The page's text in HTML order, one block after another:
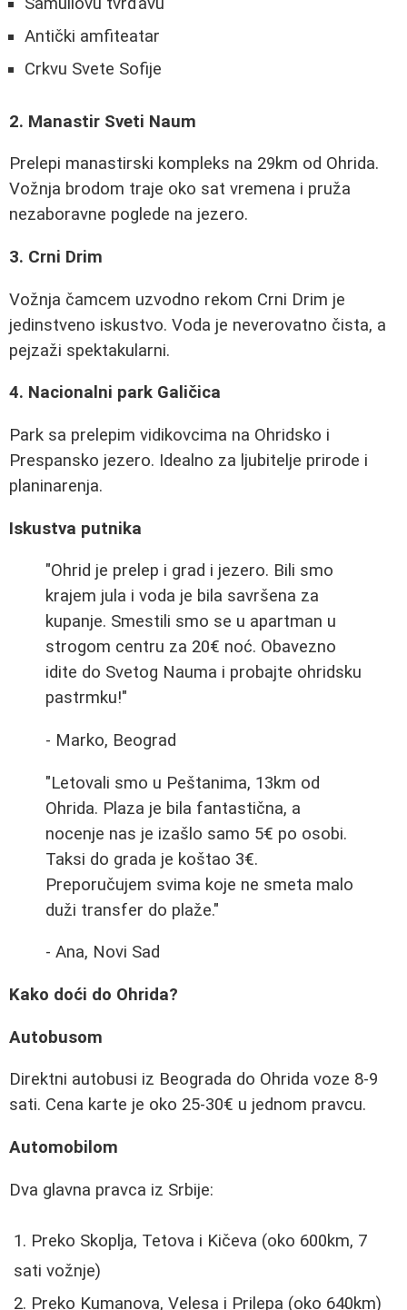
Antički amfiteatar
Crkvu Svete Sofije
2. Manastir Sveti Naum
Prelepi manastirski kompleks na 29km od Ohrida.
Vožnja brodom traje oko sat vremena i pruža
nezaboravne poglede na jezero.
3. Crni Drim
Vožnja čamcem uzvodno rekom Crni Drim je
jedinstveno iskustvo. Voda je neverovatno čista, a
pejzaži spektakularni.
4. Nacionalni park Galičica
Park sa prelepim vidikovcima na Ohridsko i
Prespansko jezero. Idealno za ljubitelje prirode i
planinarenja.
Iskustva putnika
"Ohrid je prelep i grad i jezero. Bili smo
krajem jula i voda je bila savršena za
kupanje. Smestili smo se u apartman u
strogom centru za 20€ noć. Obavezno
idite do Svetog Nauma i probajte ohridsku
pastrmku!"
- Marko, Beograd
"Letovali smo u Peštanima, 13km od
Ohrida. Plaza je bila fantastična, a
nocenje nas je izašlo samo 5€ po osobi.
Taksi do grada je koštao 3€.
Preporučujem svima koje ne smeta malo
duži transfer do plaže."
- Ana, Novi Sad
Kako doći do Ohrida?
Autobusom
Direktni autobusi iz Beograda do Ohrida voze 8-9
sati. Cena karte je oko 25-30€ u jednom pravcu.
Automobilom
Dva glavna pravca iz Srbije:
Preko Skoplja, Tetova i Kičeva (oko 600km, 7
sati vožnje)
Preko Kumanova, Velesa i Prilepa (oko 640km)